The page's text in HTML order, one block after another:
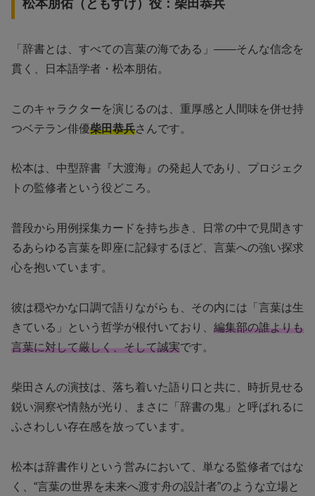
松本朋佑（ともすけ）役：柴田恭兵
「辞書とは、すべての言葉の海である」――そんな信念を
貫く、日本語学者・松本朋佑。
このキャラクターを演じるのは、重厚感と人間味を併せ持
つベテラン俳優柴田恭兵さんです。
松本は、中型辞書『大渡海』の発起人であり、プロジェク
トの監修者という役どころ。
普段から用例採集カードを持ち歩き、日常の中で見聞きす
るあらゆる言葉を即座に記録するほど、言葉への強い探求
心を抱いています。
彼は穏やかな口調で語りながらも、その内には「言葉は生
きている」という哲学が根付いており、 編集部の誰よりも
言葉に対して厳しく、そして誠実です。
柴田さんの演技は、落ち着いた語り口と共に、時折見せる
鋭い洞察や情熱が光り、まさに「辞書の鬼」と呼ばれるに
ふさわしい存在感を放っています。
松本は辞書作りという営みにおいて、単なる監修者ではな
く、“言葉の世界を未来へ渡す舟の設計者”のような立場と